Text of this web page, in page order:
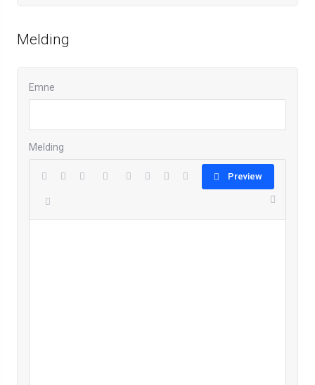
Melding
Emne
Melding
Preview